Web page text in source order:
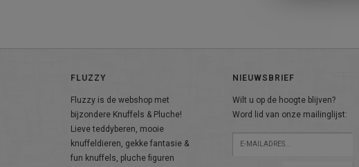
FLUZZY
Fluzzy is de webshop met
bijzondere Knuffels & Pluche!
Lieve teddyberen, mooie
knuffeldieren, gekke fantasie &
fun knuffels, pluche figuren
NIEUWSBRIEF
Wilt u op de hoogte blijven?
Word lid van onze mailinglijst: